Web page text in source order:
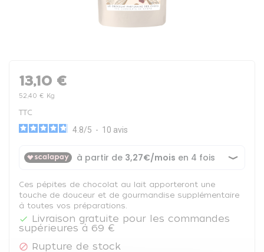
13,10 €
52,40 € Kg
TTC
4.8/5 - 10 avis
Ces pépites de chocolat au lait apporteront une
touche de douceur et de gourmandise supplémentaire
à toutes vos préparations.

Livraison gratuite pour les commandes
supérieures à 69 €
 Rupture de stock